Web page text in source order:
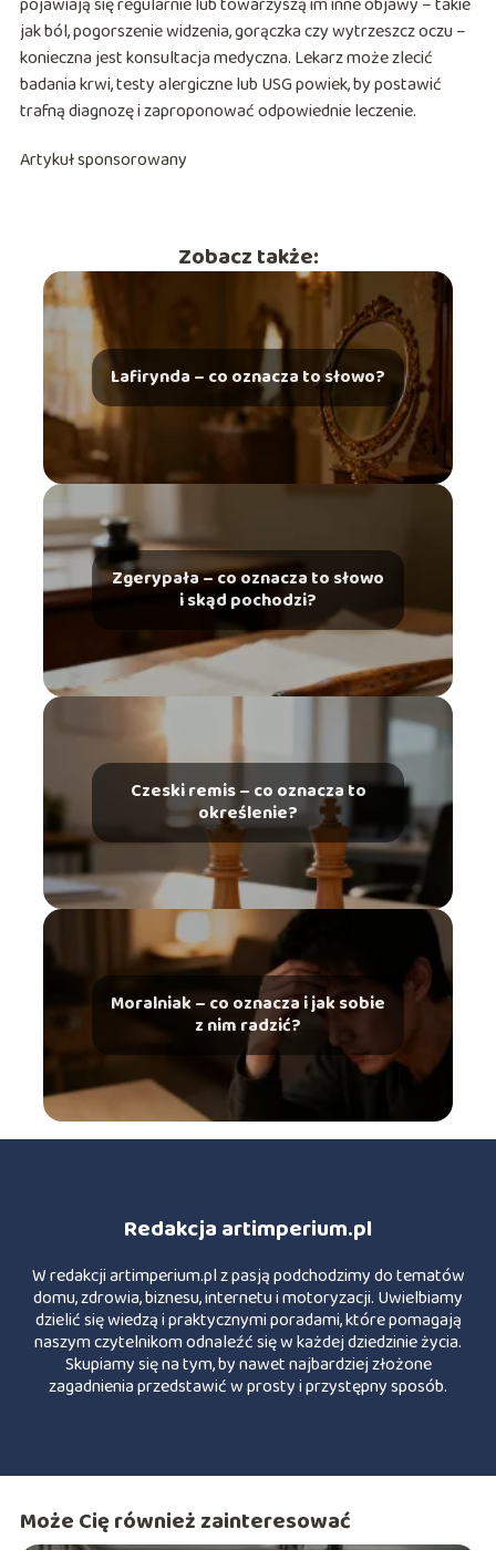
jak ból, pogorszenie widzenia, gorączka czy wytrzeszcz oczu –
konieczna jest konsultacja medyczna. Lekarz może zlecić
badania krwi, testy alergiczne lub USG powiek, by postawić
trafną diagnozę i zaproponować odpowiednie leczenie.
Artykuł sponsorowany
Zobacz także:
Lafirynda – co oznacza to słowo?
Zgerypała – co oznacza to słowo
i skąd pochodzi?
Czeski remis – co oznacza to
określenie?
Moralniak – co oznacza i jak sobie
z nim radzić?
Redakcja artimperium.pl
W redakcji artimperium.pl z pasją podchodzimy do tematów
domu, zdrowia, biznesu, internetu i motoryzacji. Uwielbiamy
dzielić się wiedzą i praktycznymi poradami, które pomagają
naszym czytelnikom odnaleźć się w każdej dziedzinie życia.
Skupiamy się na tym, by nawet najbardziej złożone
zagadnienia przedstawić w prosty i przystępny sposób.
Może Cię również zainteresować